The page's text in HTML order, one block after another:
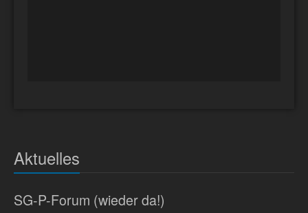
Aktuelles
SG-P-Forum (wieder da!)